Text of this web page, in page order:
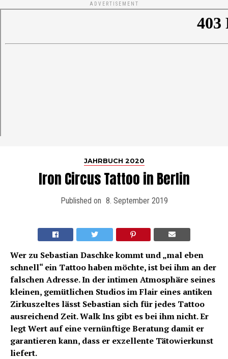
ADVERTISEMENT
JAHRBUCH 2020
Iron Circus Tattoo in Berlin
Published on 8. September 2019
Wer zu Sebastian Daschke kommt und „mal eben
schnell“ ein Tattoo haben möchte, ist bei ihm an der
falschen Adresse. In der intimen Atmosphäre seines
kleinen, gemütlichen Studios im Flair eines antiken
Zirkuszeltes lässt Sebastian sich für jedes Tattoo
ausreichend Zeit. Walk Ins gibt es bei ihm nicht. Er
legt Wert auf eine vernünftige Beratung damit er
garantieren kann, dass er exzellente Tätowierkunst
liefert.